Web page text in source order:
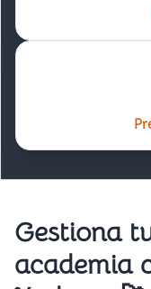
Gestiona
academia